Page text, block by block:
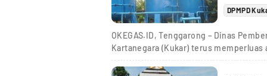
DPMPD
OKEGAS.ID, Tenggarong – Dinas
Kartanegara (Kukar) terus